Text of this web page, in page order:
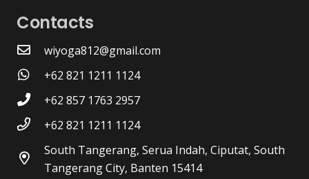
Contacts
wiyoga812@gmail.com
+62 821 1211 1124
+62 857 1763 2957
+62 821 1211 1124
South Tangerang, Serua Indah, Ciputat, South
Tangerang City, Banten 15414